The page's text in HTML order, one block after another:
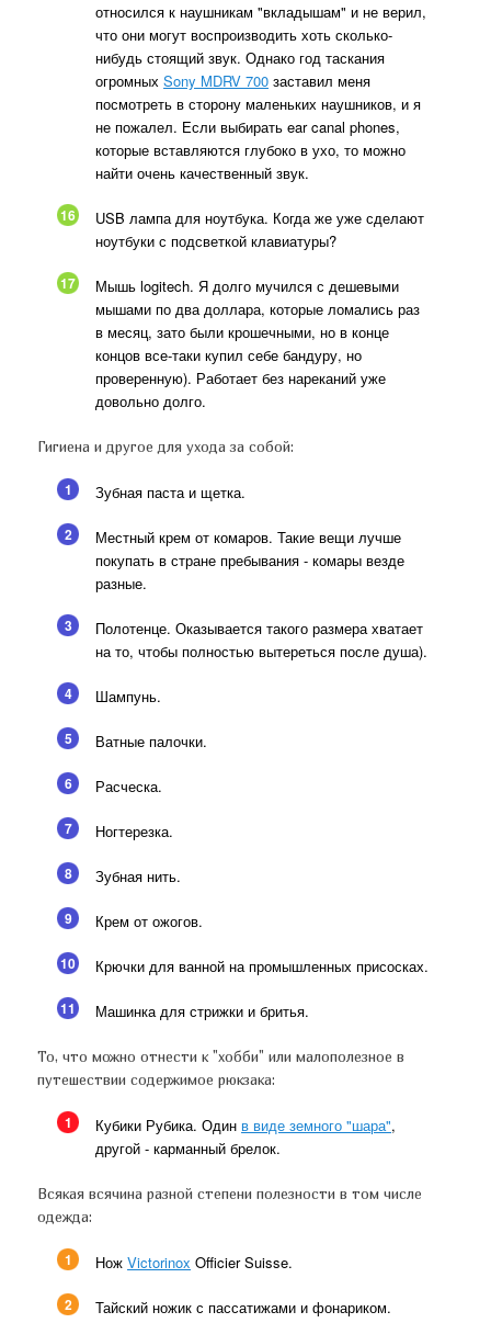
относился к наушникам "вкладышам" и не верил,
что они могут воспроизводить хоть сколько-
нибудь стоящий звук. Однако год таскания
огромныхSony MDRV 700 заставил меня
посмотреть в сторону маленьких наушников, и я
не пожалел. Если выбирать ear canal phones,
которые вставляются глубоко в ухо, то можно
найти очень качественный звук.
USB лампа для ноутбука. Когда же уже сделают
ноутбуки с подсветкой клавиатуры?
16
Мышь logitech. Я долго мучился с дешевыми
мышами по два доллара, которые ломались раз
в месяц, зато были крошечными, но в конце
концов все-таки купил себе бандуру, но
проверенную). Работает без нареканий уже
довольно долго.
17
Гигиена и другое для ухода за собой:
Зубная паста и щетка.
1
Местный крем от комаров. Такие вещи лучше
покупать в стране пребывания - комары везде
разные.
2
Полотенце. Оказывается такого размера хватает
на то, чтобы полностью вытереться после душа).
3
Шампунь.
4
Ватные палочки.
5
Расческа.
6
Ногтерезка.
7
Зубная нить.
8
Крем от ожогов.
9
Крючки для ванной на промышленных присосках.
10
Машинка для стрижки и бритья.
11
То, что можно отнести к "хобби" или малополезное в
путешествии содержимое рюкзака:
Кубики Рубика. Один в виде земного "шара",
другой - карманный брелок.
1
Всякая всячина разной степени полезности в том числе
одежда:
НожVictorinox Officier Suisse.
1
Тайский ножик с пассатижами и фонариком.
2